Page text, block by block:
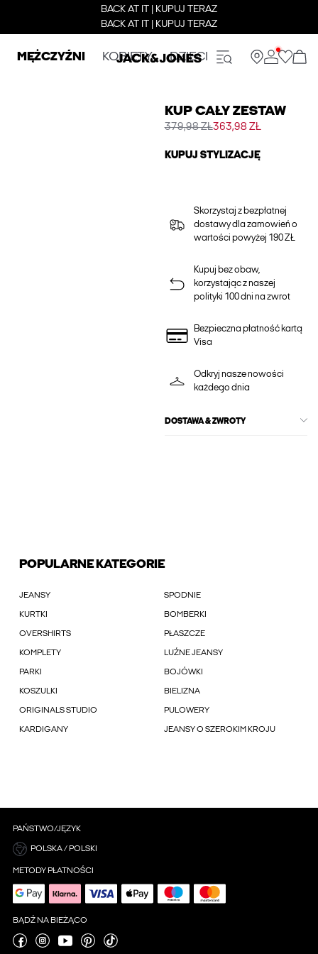
BACK AT IT | KUPUJ TERAZ
BACK AT IT | KUPUJ TERAZ
MĘŻCZYŹNI KOBIETY DZIECI
KUP CAŁY ZESTAW
379,98 ZŁ363,98 ZŁ
KUPUJ STYLIZACJĘ
Skorzystaj z bezpłatnej
dostawy dla zamowień o
wartości powyżej 190 ZŁ
Kupuj bez obaw,
korzystając z naszej
polityki 100 dni na zwrot
Bezpieczna płatność kartą
Visa
Odkryj nasze nowości
każdego dnia
DOSTAWA & ZWROTY
POPULARNE KATEGORIE
JEANSY SPODNIE
KURTKI BOMBERKI
OVERSHIRTS PŁASZCZE
KOMPLETY LUŹNE JEANSY
PARKI BOJÓWKI
KOSZULKI BIELIZNA
ORIGINALS STUDIO PULOWERY
KARDIGANY JEANSY O SZEROKIM KROJU
PAŃSTWO/JĘZYK
POLSKA / POLSKI
METODY PŁATNOŚCI
BĄDŹ NA BIEŻĄCO